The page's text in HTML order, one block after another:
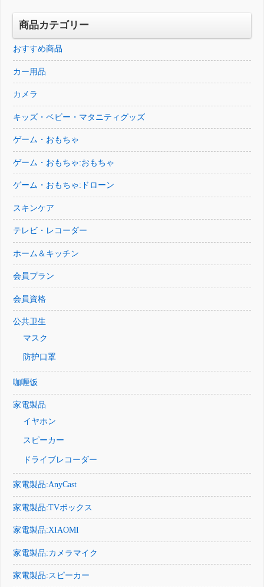
た。
す。
商品カテゴリー
おすすめ商品
カー用品
カメラ
キッズ・ベビー・マタニティグッズ
ゲーム・おもちゃ
ゲーム・おもちゃ:おもちゃ
ゲーム・おもちゃ:ドローン
スキンケア
テレビ・レコーダー
ホーム＆キッチン
会員プラン
会員資格
公共卫生
マスク
防护口罩
咖喱饭
家電製品
イヤホン
スピーカー
ドライブレコーダー
家電製品:AnyCast
家電製品:TVボックス
家電製品:XIAOMI
家電製品:カメラマイク
家電製品:スピーカー